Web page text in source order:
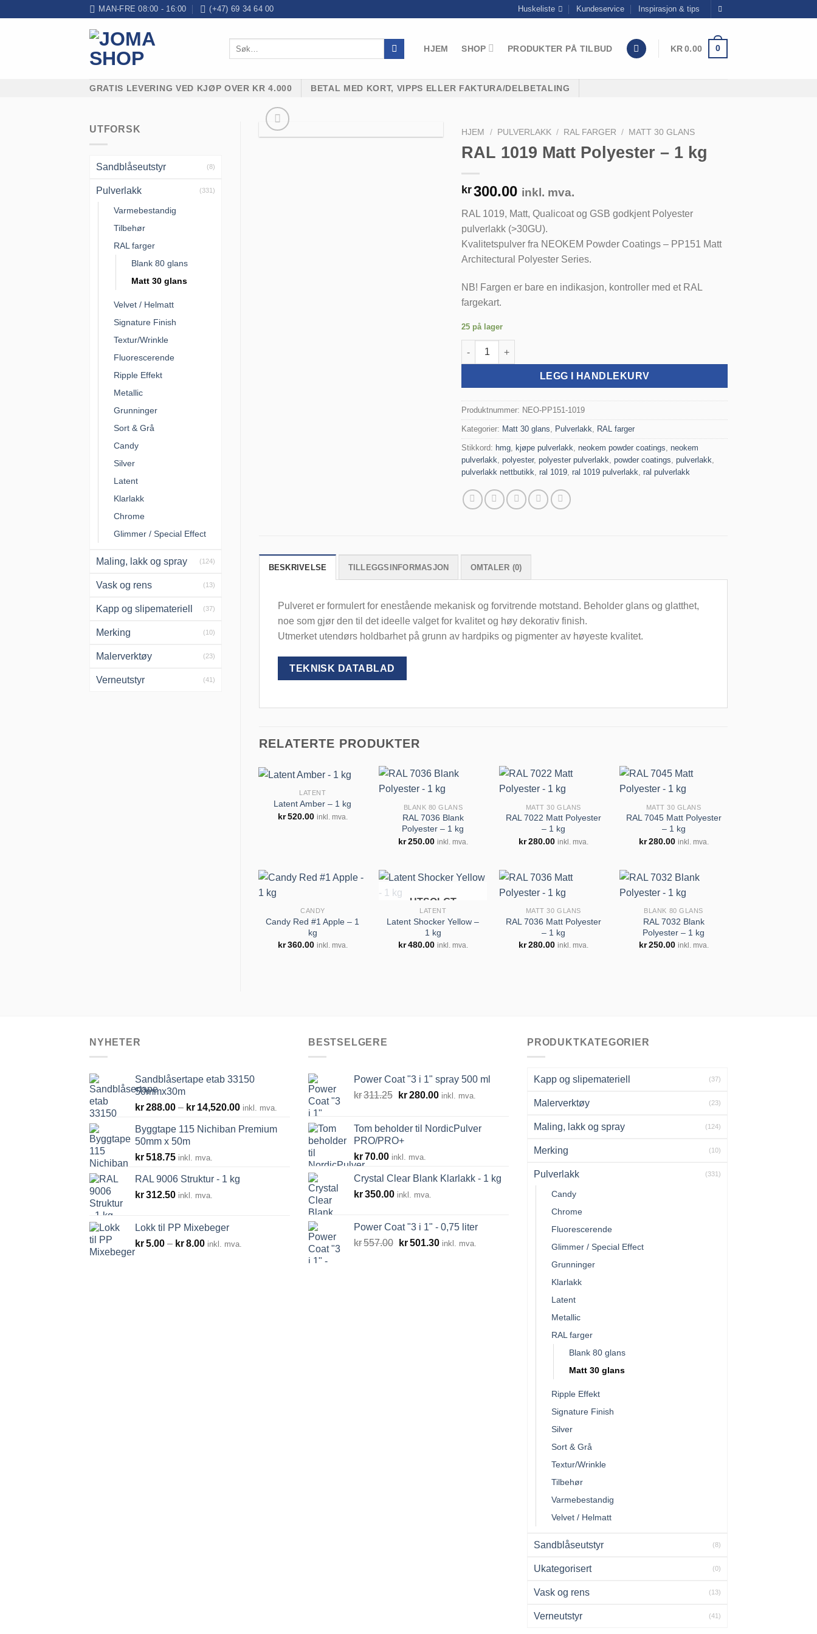
MAN-FRE 08:00 - 16:00 (+47) 69 34 64 00 Huskeliste Kundeservice Inspirasjon & tips
HJEM SHOP PRODUKTER PÅ TILBUD KR0.00 0
GRATIS LEVERING VED KJØP OVER KR 4.000 BETAL MED KORT, VIPPS ELLER FAKTURA/DELBETALING
UTFORSK
Sandblåseutstyr (8)
Pulverlakk (331)
Varmebestandig
Tilbehør
RAL farger
Blank 80 glans
Matt 30 glans
Velvet / Helmatt
Signature Finish
Textur/Wrinkle
Fluorescerende
Ripple Effekt
Metallic
Grunninger
Sort & Grå
Candy
Silver
Latent
Klarlakk
Chrome
Glimmer / Special Effect
Maling, lakk og spray (124)
Vask og rens (13)
Kapp og slipemateriell (37)
Merking (10)
Malerverktøy (23)
Verneutstyr (41)
HJEM / PULVERLAKK / RAL FARGER / MATT 30 GLANS
RAL 1019 Matt Polyester – 1 kg
kr300.00 inkl. mva.
RAL 1019, Matt, Qualicoat og GSB godkjent Polyester
pulverlakk (>30GU).
Kvalitetspulver fra NEOKEM Powder Coatings – PP151 Matt
Architectural Polyester Series.
NB! Fargen er bare en indikasjon, kontroller med et RAL
fargekart.
25 på lager
RAL 1019 Matt Polyester - 1 kg antall
LEGG I HANDLEKURV
Produktnummer: NEO-PP151-1019
Kategorier: Matt 30 glans, Pulverlakk, RAL farger
Stikkord: hmg, kjøpe pulverlakk,neokem powder coatings,neokem
pulverlakk,polyester,polyester pulverlakk,powder coatings,pulverlakk,
pulverlakk nettbutikk,ral 1019,ral 1019 pulverlakk,ral pulverlakk
BESKRIVELSE TILLEGGSINFORMASJON OMTALER (0)
Pulveret er formulert for enestående mekanisk og forvitrende motstand. Beholder glans og glatthet,
noe som gjør den til det ideelle valget for kvalitet og høy dekorativ finish.
Utmerket utendørs holdbarhet på grunn av hardpiks og pigmenter av høyeste kvalitet.
TEKNISK DATABLAD
RELATERTE PRODUKTER
LATENT
Latent Amber – 1 kg
kr520.00 inkl. mva.
Legg til
huskeliste
BLANK 80 GLANS
RAL 7036 Blank
Polyester – 1 kg
kr250.00 inkl. mva.
huskeliste
MATT 30 GLANS
RAL 7022 Matt Polyester
– 1 kg
kr 280.00 inkl. mva.
huskeliste
MATT 30 GLANS
RAL 7045 Matt Polyester
– 1 kg
kr 280.00 inkl. mva.
huskeliste
CANDY
Candy Red #1 Apple – 1
kg
kr360.00 inkl. mva.
huskeliste
UTSOLGT
LATENT
Latent Shocker Yellow –
1 kg
kr480.00 inkl. mva.
huskeliste
MATT 30 GLANS
RAL 7036 Matt Polyester
– 1 kg
kr 280.00 inkl. mva.
Legg til
huskeliste
BLANK 80 GLANS
RAL 7032 Blank
Polyester – 1 kg
kr 250.00 inkl. mva.
NYHETER
Sandblåsertape etab 33150
50mmx30m
kr288.00 – kr 14,520.00Prisområde:
til
inkl. mva.
Byggtape 115 Nichiban Premium
50mm x 50m
kr518.75 inkl. mva.
RAL 9006 Struktur - 1 kg
kr312.50 inkl. mva.
Lokk til PP Mixebeger
kr5.00 – kr8.00Prisområde:
inkl. mva.
BESTSELGERE
Power Coat "3 i 1" spray 500 ml
kr311.25 Opprinnelig
kr311.25.
kr280.00Nåværende
kr280.00.
inkl. mva.
Tom beholder til NordicPulver
PRO/PRO+
kr70.00 inkl. mva.
Crystal Clear Blank Klarlakk - 1 kg
kr350.00 inkl. mva.
Power Coat "3 i 1" - 0,75 liter
kr557.00 Opprinnelig
kr501.30Nåværende
inkl. mva.
PRODUKTKATEGORIER
Kapp og slipemateriell (37)
Malerverktøy (23)
Maling, lakk og spray (124)
Merking (10)
Pulverlakk (331)
Candy
Chrome
Fluorescerende
Glimmer / Special Effect
Grunninger
Klarlakk
Latent
Metallic
RAL farger
Blank 80 glans
Matt 30 glans
Ripple Effekt
Signature Finish
Silver
Sort & Grå
Textur/Wrinkle
Tilbehør
Varmebestandig
Velvet / Helmatt
Sandblåseutstyr (8)
Ukategorisert (0)
Vask og rens (13)
Verneutstyr (41)